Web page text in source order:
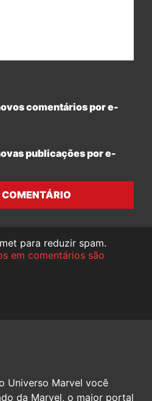
comentários por e-
publicações por e-
para reduzir spam.
em comentários são
Universo Marvel você
da Marvel, o maior portal